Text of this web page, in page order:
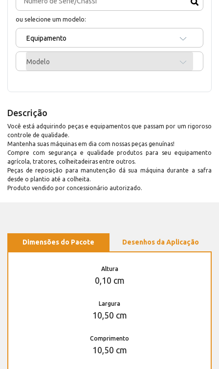
ou selecione um modelo:
Equipamento
Modelo
Descrição
Você está adquirindo peças e equipamentos que passam por um rigoroso
controle de qualidade.
Mantenha suas máquinas em dia com nossas peças genuínas!
Compre com segurança e qualidade produtos para seu equipamento
agrícola, tratores, colheitadeiras entre outros.
Peças de reposição para manutenção dá sua máquina durante a safra
desde o plantio até a colheita.
Produto vendido por concessionário autorizado.
Dimensões do Pacote Desenhos da Aplicação
Altura
0,10 cm
Largura
10,50 cm
Comprimento
10,50 cm